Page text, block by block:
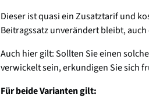
Dieser ist quasi ein Zusatztarif und
Beitragssatz unverändert bleibt,
Auch hier gilt: Sollten Sie einen
verwickelt sein, erkundigen Sie sich
Für beide Varianten gilt: